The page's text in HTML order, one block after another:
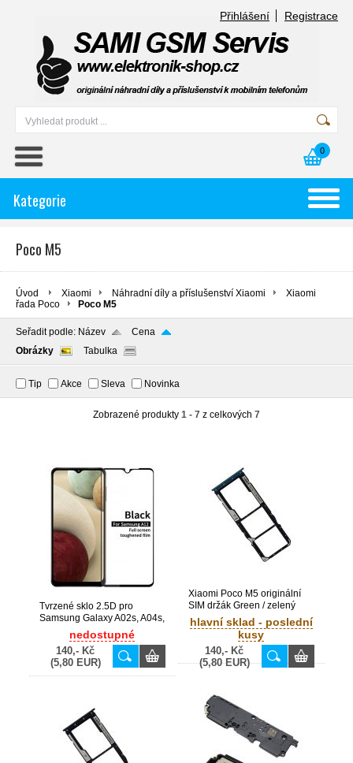
Přihlášení Registrace
0
Kategorie
Poco M5
Úvod Xiaomi Náhradní díly a příslušenství Xiaomi
Xiaomi
řada Poco
Poco M5
Seřadit podle: Název
Cena
Obrázky
Tabulka
Tip Akce Sleva Novinka
Zobrazené produkty 1 - 7 z celkových 7
Tvrzené sklo 2.5D pro
Samsung Galaxy A02s, A04s,
A12, A32 5G, M12, Xiaomi
Poco M5 / A025F, A047F,
A125F, A326B, M127F
nedostupné
140,- Kč
(5,80 EUR)
Xiaomi Poco M5 originální
SIM držák Green / zelený
(Bulk)
hlavní sklad - poslední
kusy
140,- Kč
(5,80 EUR)